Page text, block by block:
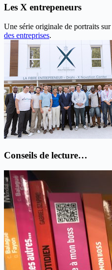
Les X entrepeneurs
Une série originale de portraits sur
des entreprises.
Conseils de lecture…